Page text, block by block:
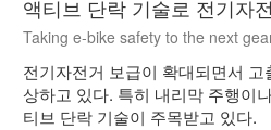
액티브 단락 기술로 전기자
Taking e-bike safety to the next
전기자전거 보급이 확대되면서
상하고 있다. 특히 내리막 주행이
티브 단락 기술이 주목받고 있다.